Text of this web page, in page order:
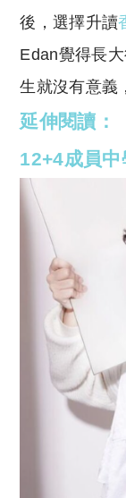
後，選擇升讀
Edan覺得長
生就沒有意義
延伸閱讀：
12+4成員中